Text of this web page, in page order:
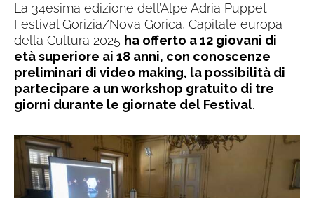
La 34esima edizione dell’Alpe Adria Puppet
Festival Gorizia/Nova Gorica, Capitale europa
della Cultura 2025 ha offerto a 12 giovani di
età superiore ai 18 anni, con conoscenze
preliminari di video making, la possibilità di
partecipare a un workshop gratuito di tre
giorni durante le giornate del Festival.